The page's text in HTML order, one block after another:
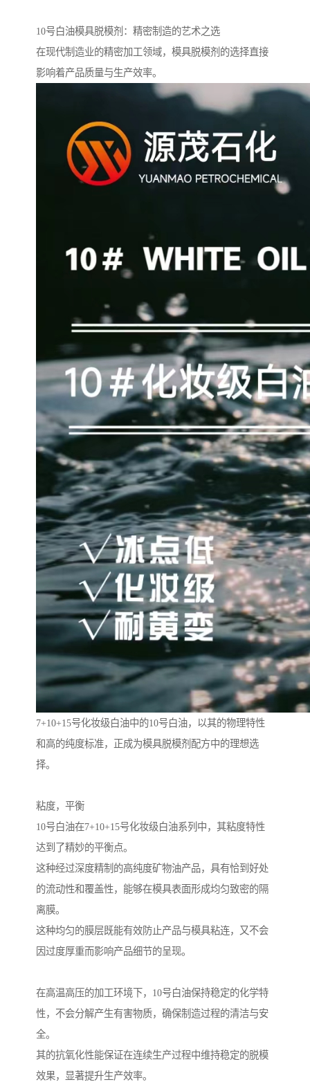
10号白油模具脱模剂：精密制造的艺术之选
在现代制造业的精密加工领域，模具脱模剂的选择直接
影响着产品质量与生产效率。
7+10+15号化妆级白油中的10号白油，以其的物理特性
和高的纯度标准，正成为模具脱模剂配方中的理想选
择。
粘度，平衡
10号白油在7+10+15号化妆级白油系列中，其粘度特性
达到了精妙的平衡点。
这种经过深度精制的高纯度矿物油产品，具有恰到好处
的流动性和覆盖性，能够在模具表面形成均匀致密的隔
离膜。
这种均匀的膜层既能有效防止产品与模具粘连，又不会
因过度厚重而影响产品细节的呈现。
在高温高压的加工环境下，10号白油保持稳定的化学特
性，不会分解产生有害物质，确保制造过程的清洁与安
全。
其的抗氧化性能保证在连续生产过程中维持稳定的脱模
效果，显著提升生产效率。